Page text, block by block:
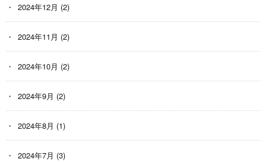
2024年12月 (2)
2024年11月 (2)
2024年10月 (2)
2024年9月 (2)
2024年8月 (1)
2024年7月 (3)